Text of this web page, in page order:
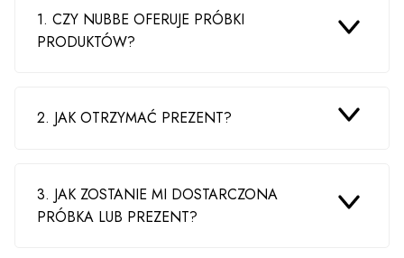
1. CZY NUBBE OFERUJE PRÓBKI
PRODUKTÓW?
2. JAK OTRZYMAĆ PREZENT?
3. JAK ZOSTANIE MI DOSTARCZONA
PRÓBKA LUB PREZENT?